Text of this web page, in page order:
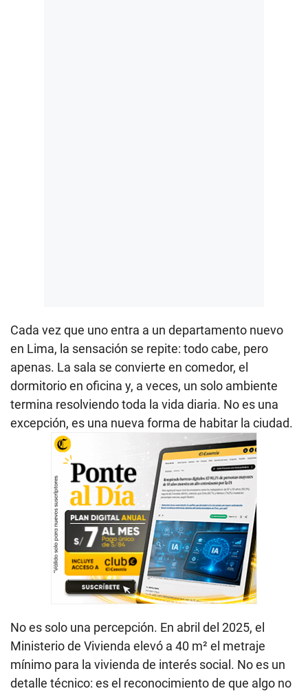
Cada vez que uno entra a un departamento nuevo
en Lima, la sensación se repite: todo cabe, pero
apenas. La sala se convierte en comedor, el
dormitorio en oficina y, a veces, un solo ambiente
termina resolviendo toda la vida diaria. No es una
excepción, es una nueva forma de habitar la ciudad.
No es solo una percepción. En abril del 2025, el
Ministerio de Vivienda elevó a 40 m² el metraje
mínimo para la vivienda de interés social. No es un
detalle técnico: es el reconocimiento de que algo no